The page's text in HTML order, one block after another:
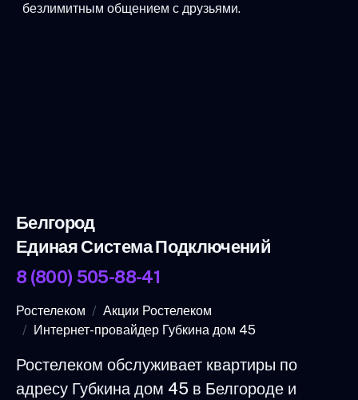
безлимитным общением с друзьями.
Белгород
Единая Система Подключений
8 (800) 505-88-41
Ростелеком
Акции Ростелеком
Интернет-провайдер Губкина дом 45
Ростелеком обслуживает квартиры по
адресу Губкина дом 45 в Белгороде и